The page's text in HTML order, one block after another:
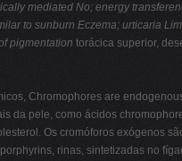
mediated No; energy
to sunburn Eczema; urticaria
pigmentation torácica superior,
Chromophores are
da pele, como ácidos
Os cromóforos exógenos
rinas, sintetizadas no